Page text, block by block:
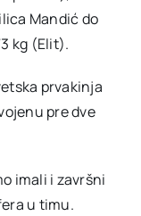
Mandić do
kg (Elit).
prvakinja
pre dve
imali i završni
u timu.